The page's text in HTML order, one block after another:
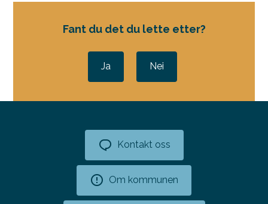
Fant du det du lette etter?
Ja Nei
Kontakt oss
Om kommunen